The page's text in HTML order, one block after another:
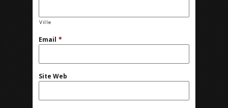
Ville
Email *
Site Web